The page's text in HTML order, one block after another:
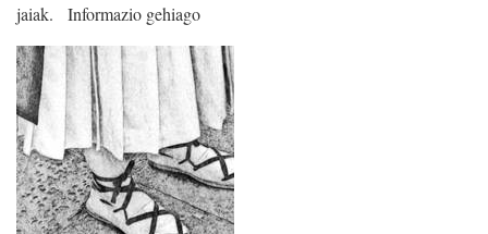
jaiak. Informazio gehiago